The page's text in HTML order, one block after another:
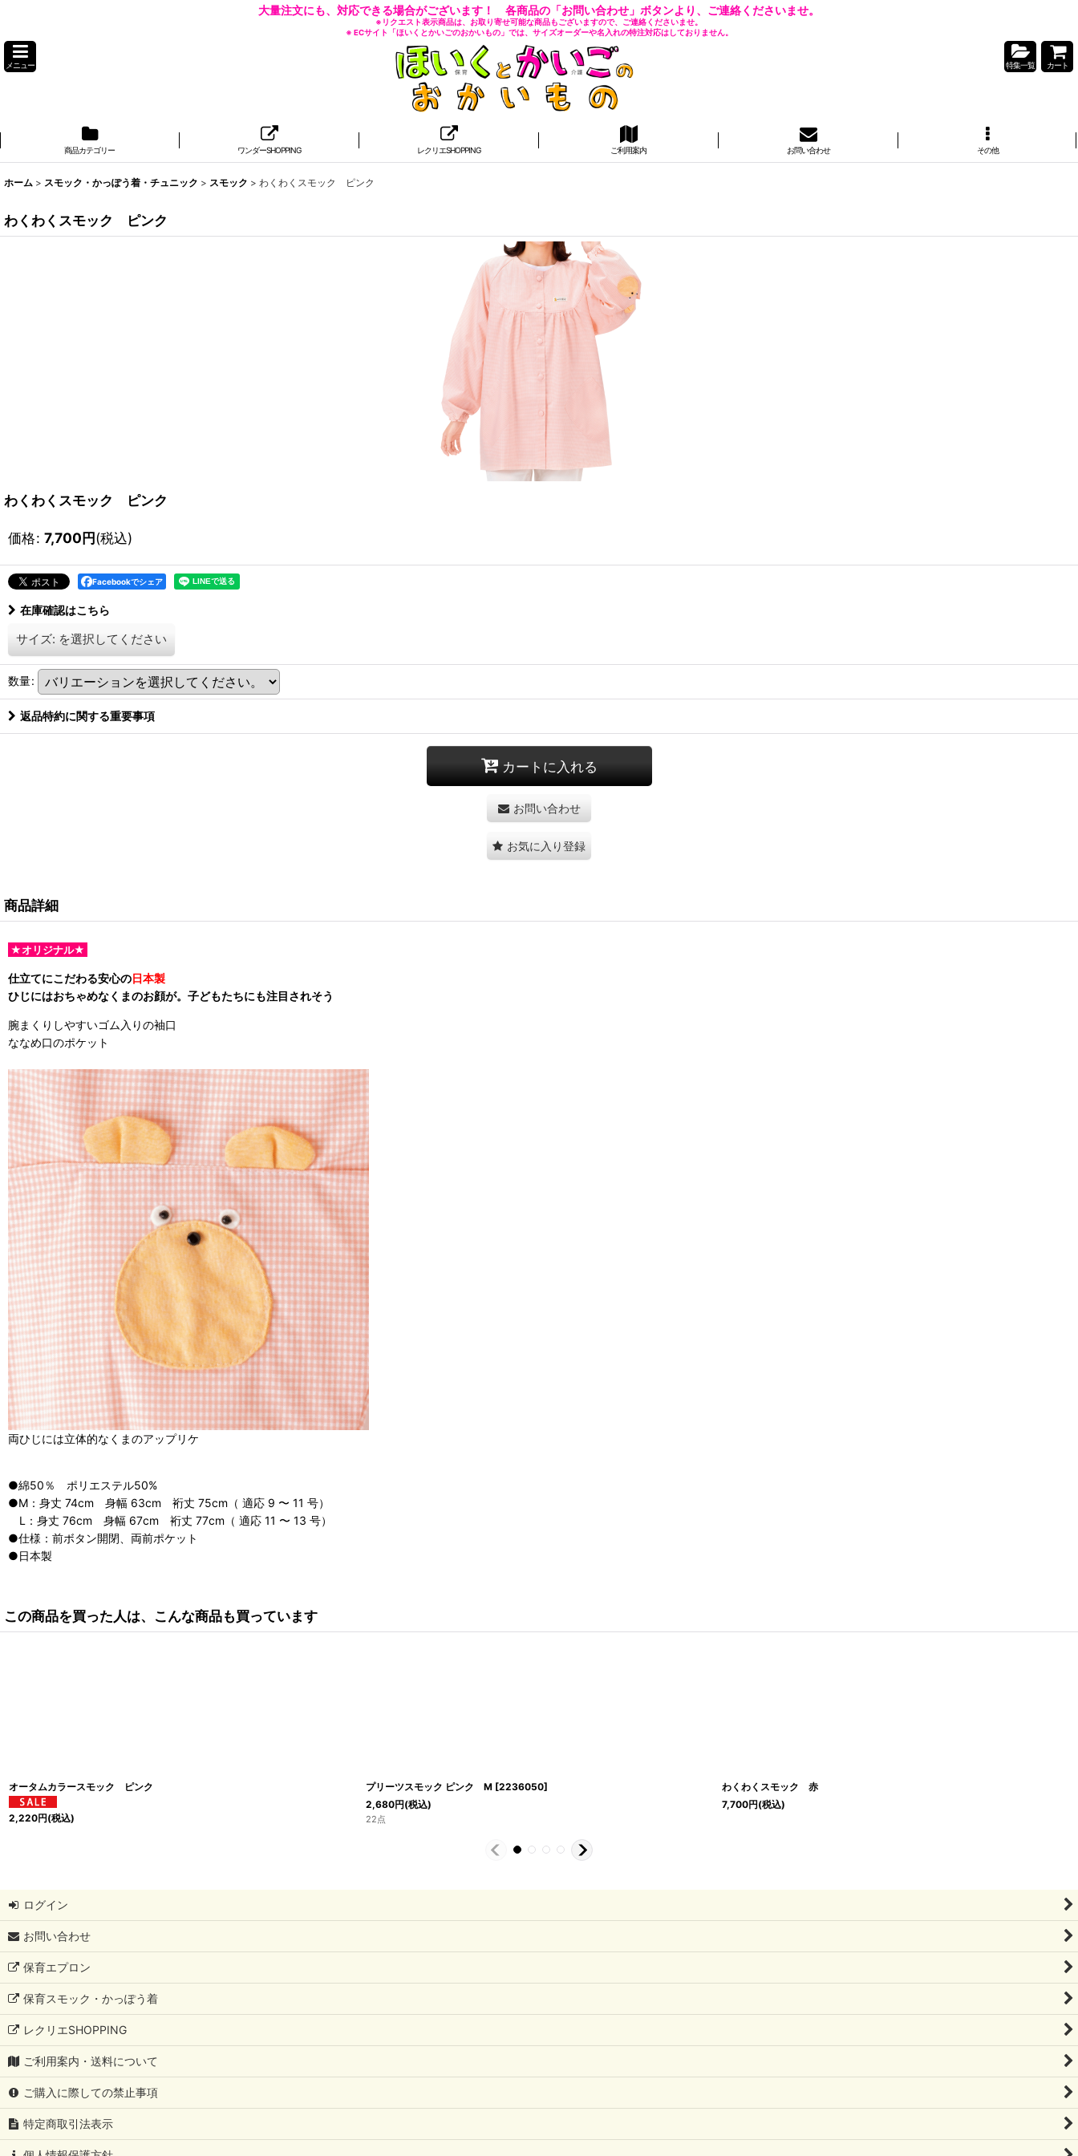
大量注文にも、対応できる場合がございます！ 各商品の「お問い合わせ」ボタンより、ご連絡くださいませ。
※リクエスト表示商品は、お取り寄せ可能な商品もございますので、ご連絡くださいませ。
※ ECサイト「ほいくとかいごのおかいもの」では、サイズオーダーや名入れの特注対応はしておりません。
メニュー 特集一覧 カート
商品カテゴリー ワンダーSHOPPING レクリエSHOPPING ご利用案内 お問い合わせ その他
ホーム > スモック・かっぽう着・チュニック > スモック > わくわくスモック ピンク
わくわくスモック ピンク
わくわくスモック ピンク
価格: 7,700円(税込)
Facebookでシェア
在庫確認はこちら
サイズ: を選択してください
数量:
返品特約に関する重要事項
カートに入れる
お問い合わせ
お気に入り登録
商品詳細
★オリジナル★
仕立てにこだわる安心の日本製
ひじにはおちゃめなくまのお顔が。子どもたちにも注目されそう
腕まくりしやすいゴム入りの袖口
ななめ口のポケット
両ひじには立体的なくまのアップリケ
●綿50％ ポリエステル50%
●M：身丈 74cm 身幅 63cm 裄丈 75cm（ 適応 9 〜 11 号）
L：身丈 76cm 身幅 67cm 裄丈 77cm（ 適応 11 〜 13 号）
●仕様：前ボタン開閉、両前ポケット
●日本製
この商品を買った人は、こんな商品も買っています
オータムカラースモック ピンク
2,220円(税込)
プリーツスモック ピンク M [2236050]
2,680円(税込)
22点
わくわくスモック 赤
7,700円(税込)
ログイン
お問い合わせ
保育エプロン
保育スモック・かっぽう着
レクリエSHOPPING
ご利用案内・送料について
ご購入に際しての禁止事項
特定商取引法表示